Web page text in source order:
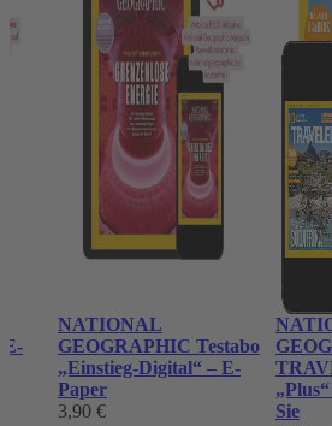
E-
NATIONAL
GEOGRAPHIC Testabo
„Einstieg-Digital“ – E-
Paper
3,90 €
Sie